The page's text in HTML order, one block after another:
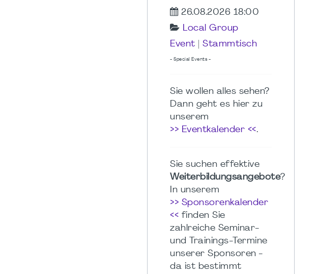
26.08.2026 18:00
Local Group
Event
Stammtisch
- Special Events -
Sie wollen alles sehen?
Dann geht es hier zu
unserem
>> Eventkalender <<.
Sie suchen effektive
Weiterbildungsangebote?
In unserem
>> Sponsorenkalender
<< finden Sie
zahlreiche Seminar-
und Trainings-Termine
unserer Sponsoren -
da ist bestimmt